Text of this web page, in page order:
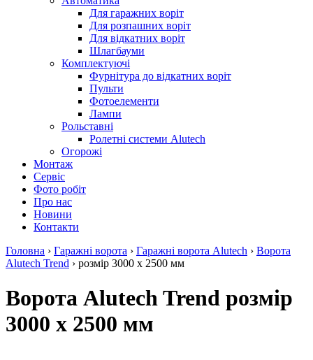
Для гаражних воріт
Для розпашних воріт
Для відкатних воріт
Шлагбауми
Комплектуючі
Фурнітура до відкатних воріт
Пульти
Фотоелементи
Лампи
Рольставні
Ролетні системи Alutech
Огорожі
Монтаж
Сервіс
Фото робіт
Про нас
Новини
Контакти
Головна › Гаражні ворота › Гаражні ворота Alutech › Ворота
Alutech Trend › розмір 3000 х 2500 мм
Ворота Alutech Trend розмір
3000 х 2500 мм